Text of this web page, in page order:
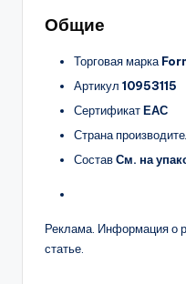
Общие
Торговая марка
Артикул 10953115
СертификатЕАС
Страна
СоставСм. на
Реклама. Информация о
статье.